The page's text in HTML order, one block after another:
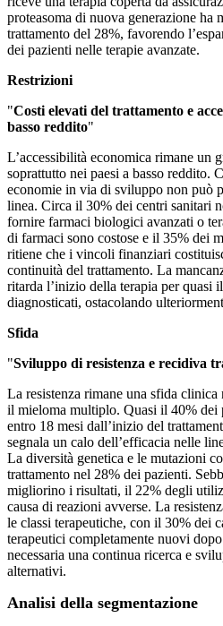
proteasoma di nuova generazione ha
trattamento del 28%, favorendo
dei pazienti nelle terapie avanzate.
Restrizioni
"Costi elevati del trattamento e
basso reddito"
L’accessibilità economica rimane un
soprattutto nei paesi a basso reddito.
economie in via di sviluppo non può
linea. Circa il 30% dei centri sanitari
fornire farmaci biologici avanzati o
di farmaci sono costose e il 35% dei
ritiene che i vincoli finanziari
continuità del trattamento. La
ritarda l’inizio della terapia per quasi
diagnosticati, ostacolando
Sfida
"Sviluppo di resistenza e recidiva
La resistenza rimane una sfida
il mieloma multiplo. Quasi il 40% dei
entro 18 mesi dall’inizio del
segnala un calo dell’efficacia nelle
La diversità genetica e le mutazioni
trattamento nel 28% dei pazienti.
migliorino i risultati, il 22% degli
causa di reazioni avverse. La
le classi terapeutiche, con il 30% dei
terapeutici completamente nuovi
necessaria una continua ricerca e
alternativi.
Analisi della segmentazione